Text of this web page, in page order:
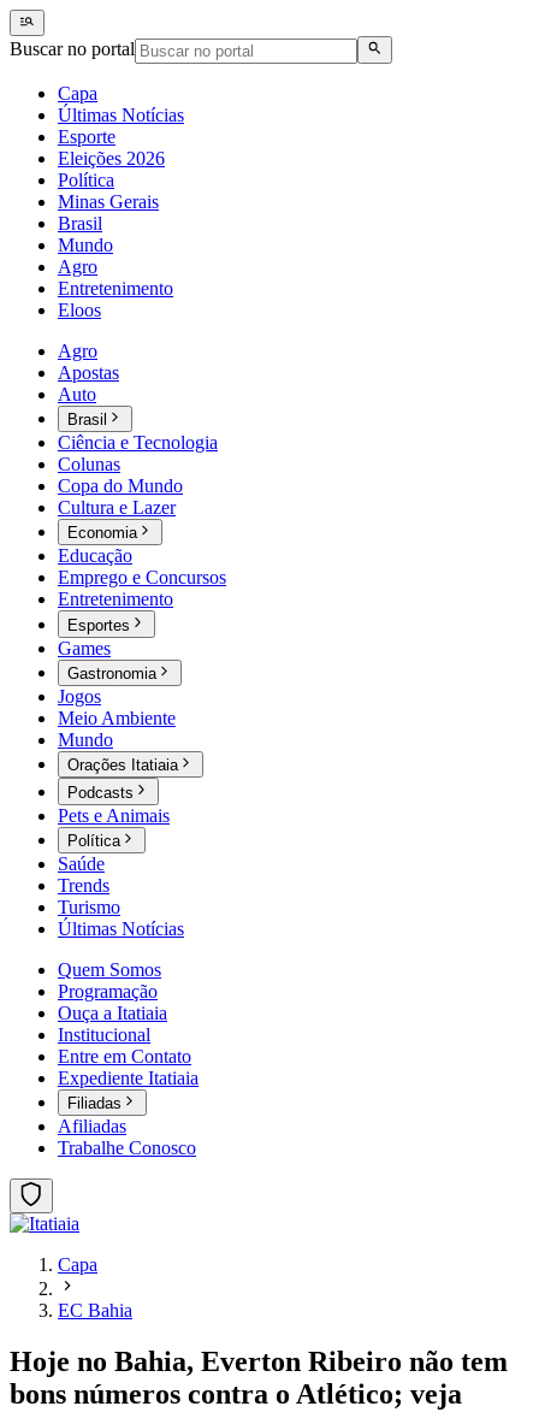
Buscar no portal
Capa
Últimas Notícias
Esporte
Eleições 2026
Política
Minas Gerais
Brasil
Mundo
Agro
Entretenimento
Eloos
Agro
Apostas
Auto
Brasil
Ciência e Tecnologia
Colunas
Copa do Mundo
Cultura e Lazer
Economia
Educação
Emprego e Concursos
Entretenimento
Esportes
Games
Gastronomia
Jogos
Meio Ambiente
Mundo
Orações Itatiaia
Podcasts
Pets e Animais
Política
Saúde
Trends
Turismo
Últimas Notícias
Quem Somos
Programação
Ouça a Itatiaia
Institucional
Entre em Contato
Expediente Itatiaia
Filiadas
Afiliadas
Trabalhe Conosco
Capa
EC Bahia
Hoje no Bahia, Everton Ribeiro não tem
bons números contra o Atlético; veja